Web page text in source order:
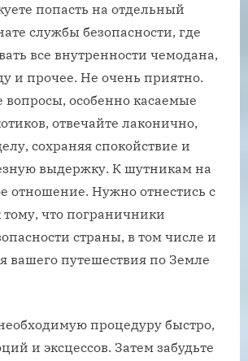
попасть на отдельный
службы безопасности, где
все внутренности чемодана,
и прочее. Не очень приятно.
вопросы, особенно касаемые
отвечайте лаконично,
сохраняя спокойствие и
выдержку. К шутникам на
отношение. Нужно отнестись с
что пограничники
страны, в том числе и
вашего путешествия по Земле
процедуру быстро,
и эксцессов. Затем забудьте